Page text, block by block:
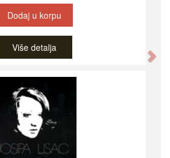
Dodaj u korpu
Više detalja